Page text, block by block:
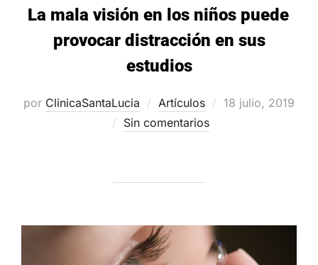
La mala visión en los niños puede
provocar distracción en sus
estudios
por ClinicaSantaLucia Artículos
Publicado
18 julio, 2019
Sin comentarios